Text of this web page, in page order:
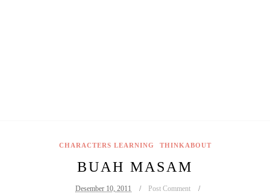
CHARACTERS LEARNING THINKABOUT
BUAH MASAM
Desember 10, 2011 Post Comment